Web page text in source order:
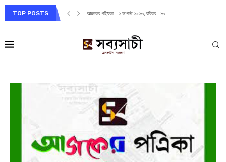
TOP POSTS আজকের পত্রিকা – ২ আগস্ট ২০২৬, রবিবার– ১৬...